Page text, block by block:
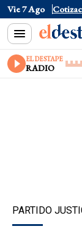
Vie 7 Ago
$1520 Dólar
EL DESTAPE
RADIO
PARTIDO